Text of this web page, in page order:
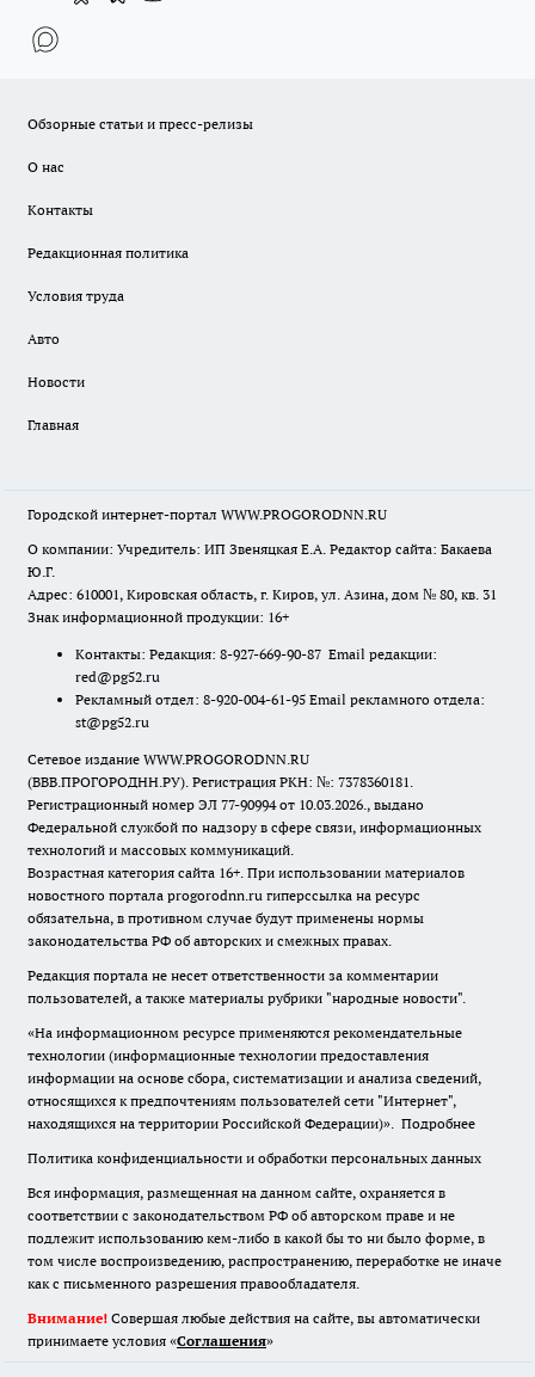
Обзорные статьи и пресс-релизы
О нас
Контакты
Редакционная политика
Условия труда
Авто
Новости
Главная
Городской интернет-портал WWW.PROGORODNN.RU
О компании: Учредитель: ИП Звеняцкая Е.А. Редактор сайта: Бакаева
Ю.Г.
Адрес: 610001, Кировская область, г. Киров, ул. Азина, дом № 80, кв. 31
Знак информационной продукции: 16+
Контакты: Редакция: 8-927-669-90-87 Email редакции:
red@pg52.ru
Рекламный отдел: 8-920-004-61-95 Email рекламного отдела:
st@pg52.ru
Сетевое издание WWW.PROGORODNN.RU
(ВВВ.ПРОГОРОДНН.РУ). Регистрация РКН: №: 7378360181.
Регистрационный номер ЭЛ 77-90994 от 10.03.2026., выдано
Федеральной службой по надзору в сфере связи, информационных
технологий и массовых коммуникаций.
Возрастная категория сайта 16+. При использовании материалов
новостного портала progorodnn.ru гиперссылка на ресурс
обязательна, в противном случае будут применены нормы
законодательства РФ об авторских и смежных правах.
Редакция портала не несет ответственности за комментарии
пользователей, а также материалы рубрики "народные новости".
«На информационном ресурсе применяются рекомендательные
технологии (информационные технологии предоставления
информации на основе сбора, систематизации и анализа сведений,
относящихся к предпочтениям пользователей сети "Интернет",
находящихся на территории Российской Федерации)». Подробнее
Политика конфиденциальности и обработки персональных данных
Вся информация, размещенная на данном сайте, охраняется в
соответствии с законодательством РФ об авторском праве и не
подлежит использованию кем-либо в какой бы то ни было форме, в
том числе воспроизведению, распространению, переработке не иначе
как с письменного разрешения правообладателя.
Внимание! Совершая любые действия на сайте, вы автоматически
принимаете условия «Cоглашения»